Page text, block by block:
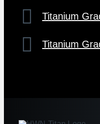
Titanium
Titanium